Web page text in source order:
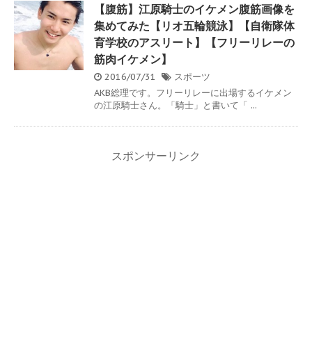
【腹筋】江原騎士のイケメン腹筋画像を
集めてみた【リオ五輪競泳】【自衛隊体
育学校のアスリート】【フリーリレーの
筋肉イケメン】
2016/07/31
スポーツ
AKB総理です。フリーリレーに出場するイケメン
の江原騎士さん。「騎士」と書いて「 ...
スポンサーリンク